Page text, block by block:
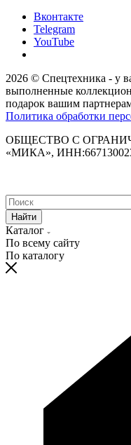
Вконтакте
Telegram
YouTube
2026 © Спецтехника - у
выполненные
подарок вашим
Политика обработки
ОБЩЕСТВО С
«МИКА»,
Найти
Каталог
По всему сайту
По каталогу